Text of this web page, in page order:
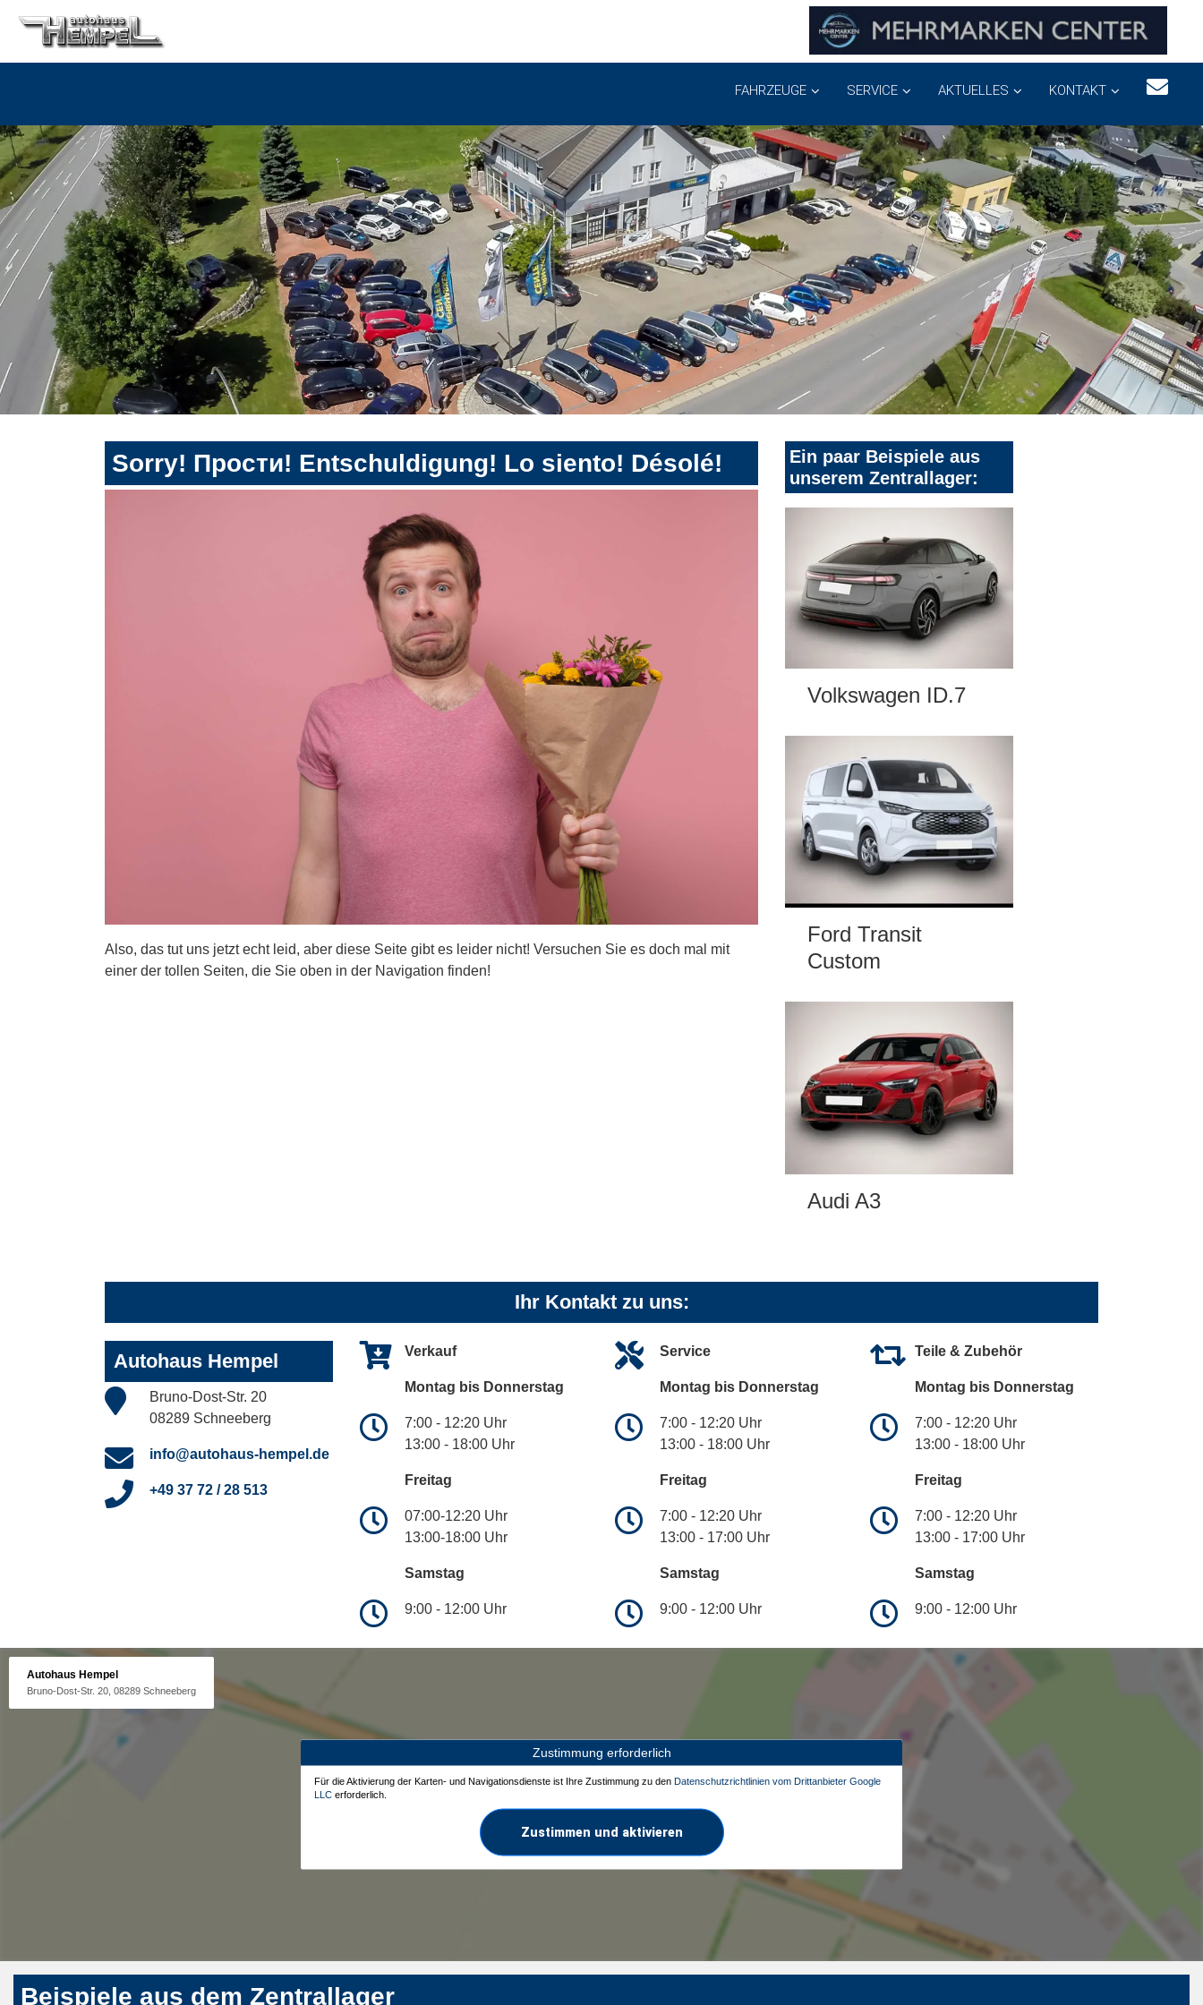
FAHRZEUGE SERVICE AKTUELLES KONTAKT
Sorry! Прости! Entschuldigung! Lo siento! Désolé!
Also, das tut uns jetzt echt leid, aber diese Seite gibt es leider nicht! Versuchen Sie es doch mal mit
einer der tollen Seiten, die Sie oben in der Navigation finden!
Ein paar Beispiele aus
unserem Zentrallager:
Volkswagen ID.7
Ford Transit
Custom
Audi A3
Ihr Kontakt zu uns:
Autohaus Hempel
Bruno-Dost-Str. 20
08289 Schneeberg
info@autohaus-hempel.de
+49 37 72 / 28 513
Verkauf
Montag bis Donnerstag
7:00 - 12:20 Uhr
13:00 - 18:00 Uhr
Freitag
07:00-12:20 Uhr
13:00-18:00 Uhr
Samstag
9:00 - 12:00 Uhr
Service
Montag bis Donnerstag
7:00 - 12:20 Uhr
13:00 - 18:00 Uhr
Freitag
7:00 - 12:20 Uhr
13:00 - 17:00 Uhr
Samstag
9:00 - 12:00 Uhr
Teile & Zubehör
Montag bis Donnerstag
7:00 - 12:20 Uhr
13:00 - 18:00 Uhr
Freitag
7:00 - 12:20 Uhr
13:00 - 17:00 Uhr
Samstag
9:00 - 12:00 Uhr
Autohaus Hempel
Bruno-Dost-Str. 20, 08289 Schneeberg
Zustimmung erforderlich
Für die Aktivierung der Karten- und Navigationsdienste ist Ihre Zustimmung zu den Datenschutzrichtlinien vom Drittanbieter Google
LLC erforderlich.
Zustimmen und aktivieren
Beispiele aus dem Zentrallager